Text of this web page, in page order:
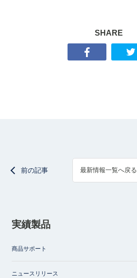
SHARE
前の記事 最新情報一覧へ戻る
実績製品
商品サポート
ニュースリリース